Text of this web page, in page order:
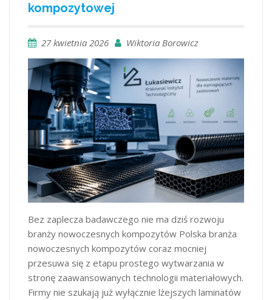
kompozytowej
27 kwietnia 2026 Wiktoria Borowicz
Bez zaplecza badawczego nie ma dziś rozwoju
branży nowoczesnych kompozytów Polska branża
nowoczesnych kompozytów coraz mocniej
przesuwa się z etapu prostego wytwarzania w
stronę zaawansowanych technologii materiałowych.
Firmy nie szukają już wyłącznie lżejszych laminatów